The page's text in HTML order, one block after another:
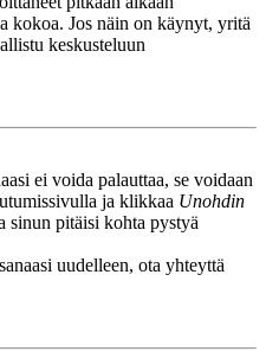
kokoa. Jos näin on käynyt, yritä
keskusteluun
ei voida palauttaa, se voidaan
ja klikkaa Unohdin
sinun pitäisi kohta pystyä
uudelleen, ota yhteyttä